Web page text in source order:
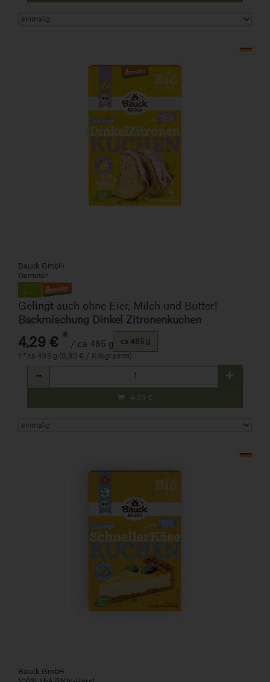
Bauck GmbH
Demeter
Gelingt auch ohne Eier, Milch und Butter!
Backmischung Dinkel Zitronenkuchen
4,29 € * / ca 485 g
1 * ca 485 g (8,85 € / Kilogramm)
ca 485 g
Anzahl
4,29 €
Bauck GmbH